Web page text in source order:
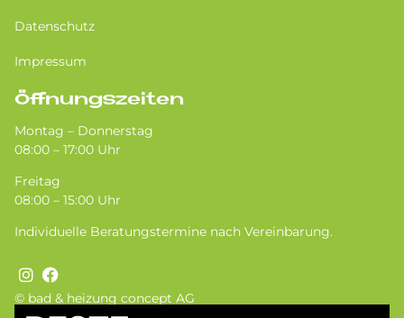
© bad & heizung concept AG
Datenschutz
Impressum
Öffnungszeiten
Montag – Donnerstag
08:00 – 17:00 Uhr
Freitag
08:00 – 15:00 Uhr
Individuelle Beratungstermine nach Vereinbarung.